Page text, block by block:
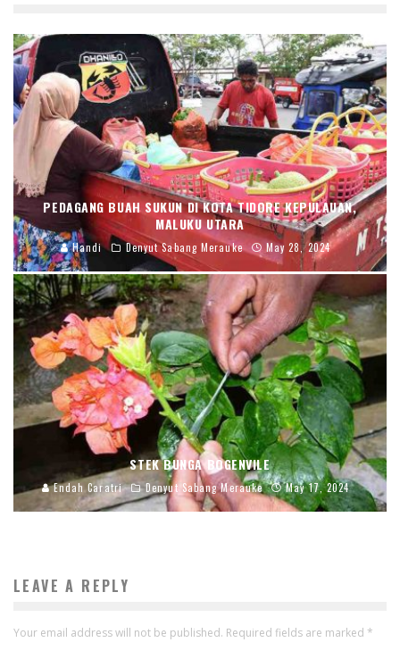
PEDAGANG BUAH SUKUN DI KOTA TIDORE KEPULAUAN,
MALUKU UTARA
Handi Denyut Sabang Merauke May 28, 2024
STEK BUNGA BOGENVILE
Endah Caratri Denyut Sabang Merauke May 17, 2024
LEAVE A REPLY
Your email address will not be published. Required fields are marked *